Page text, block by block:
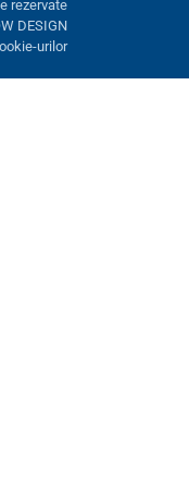
rezervate
DESIGN
urilor